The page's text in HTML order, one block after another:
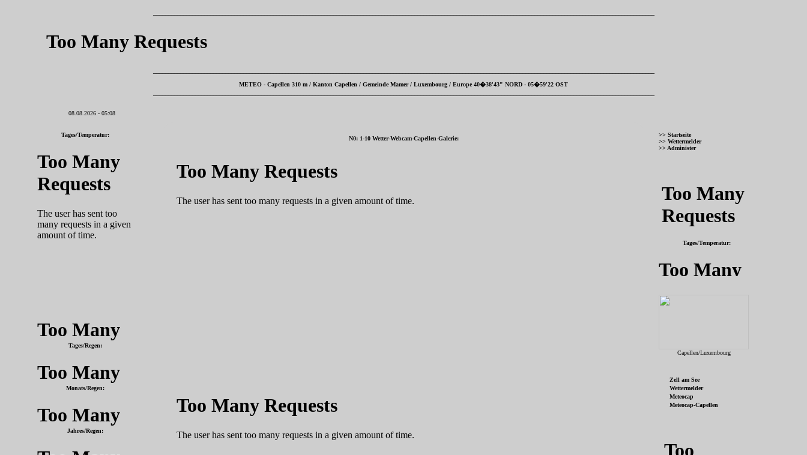
METEO - Capellen 310 m / Kanton Capellen / Gemeinde Mamer / Luxembourg / Europe 40�38'43" NORD - 05�59'22 OST
08.08.2026 - 05:08
Tages/Temperatur:
Tages/Regen:
Monats/Regen:
Jahres/Regen:
N0: 1-10 Wetter-Webcam-Capellen-Galerie:
>> Startseite
>> Wettermelder
>> Administer
Tages/Temperatur:
Capellen/Luxembourg
Zell am See
Wettermelder
Meteocap
Meteocap-Capellen